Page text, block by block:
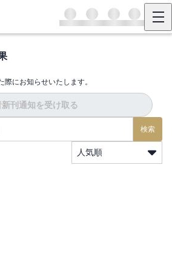
にお知らせいたします。
刊通知を受け取る
検索
人気順